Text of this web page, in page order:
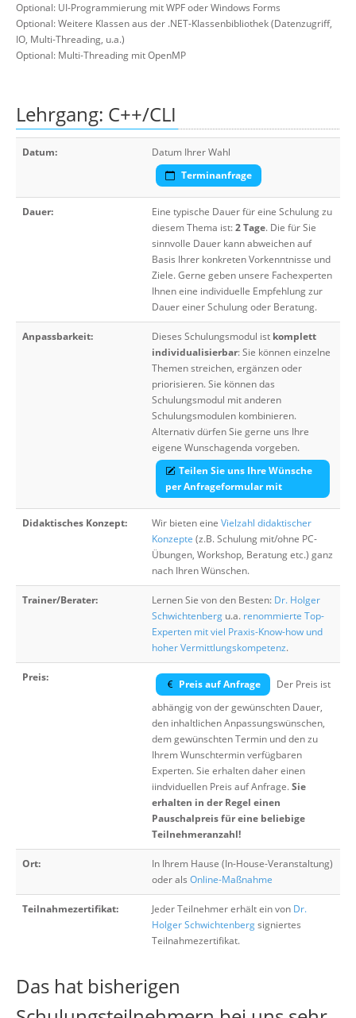
Optional: UI-Programmierung mit WPF oder Windows Forms
Optional: Weitere Klassen aus der .NET-Klassenbibliothek (Datenzugriff,
IO, Multi-Threading, u.a.)
Optional: Multi-Threading mit OpenMP
Lehrgang: C++/CLI
Datum:
Datum Ihrer Wahl
Terminanfrage
Dauer:
Eine typische Dauer für eine Schulung zu
diesem Thema ist:2 Tage. Die für Sie
sinnvolle Dauer kann abweichen auf
Basis Ihrer konkreten Vorkenntnisse und
Ziele. Gerne geben unsere Fachexperten
Ihnen eine individuelle Empfehlung zur
Dauer einer Schulung oder Beratung.
Anpassbarkeit: Dieses Schulungsmodul ist komplett
individualisierbar: Sie können einzelne
Themen streichen, ergänzen oder
priorisieren. Sie können das
Schulungsmodul mit anderen
Schulungsmodulen kombinieren.
Alternativ dürfen Sie gerne uns Ihre
eigene Wunschagenda vorgeben.
Teilen Sie uns Ihre Wünsche
per Anfrageformular mit
Didaktisches Konzept: Wir bieten eine Vielzahl didaktischer
Konzepte (z.B. Schulung mit/ohne PC-
Übungen, Workshop, Beratung etc.) ganz
nach Ihren Wünschen.
Trainer/Berater: Lernen Sie von den Besten: Dr. Holger
Schwichtenberg u.a. renommierte Top-
Experten mit viel Praxis-Know-how und
hoher Vermittlungskompetenz.
Preis:
Preis auf Anfrage
Der Preis ist
abhängig von der gewünschten Dauer,
den inhaltlichen Anpassungswünschen,
dem gewünschten Termin und den zu
Ihrem Wunschtermin verfügbaren
Experten. Sie erhalten daher einen
iindviduellen Preis auf Anfrage.Sie
erhalten in der Regel einen
Pauschalpreis für eine beliebige
Teilnehmeranzahl!
Ort:
In Ihrem Hause (In-House-Veranstaltung)
oder als Online-Maßnahme
Teilnahmezertifikat: Jeder Teilnehmer erhält ein von Dr.
Holger Schwichtenbergsigniertes
Teilnahmezertifikat.
Das hat bisherigen